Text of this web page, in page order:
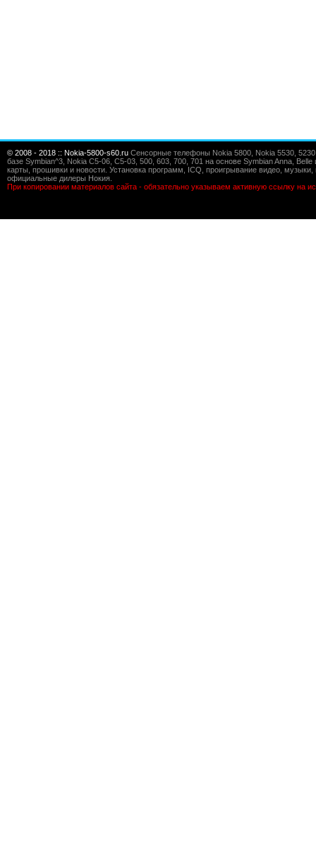
© 2008 - 2018 :: Nokia-5800-s60.ru Сенсорные телефоны Nokia 5800, Nokia 5530,
базе Symbian^3, Nokia C5-06, C5-03, 500, 603, 700, 701 на основе Symbian Anna,
карты, прошивки и новости. Установка программ, ICQ, проигрывание видео,
официальные дилеры Нокия.
При копировании материалов сайта - обязательно указываем активную ссылку на